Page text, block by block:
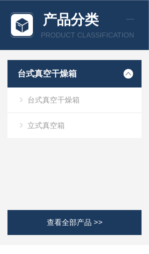
产品分类
PRODUCT CLASSIFICATION
台式真空干燥箱
台式真空干燥箱
立式真空箱
查看全部产品 >>